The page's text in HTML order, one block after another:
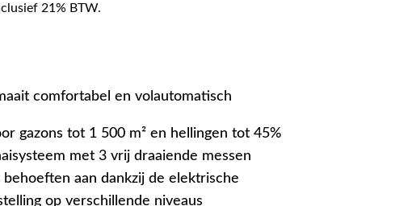
21% BTW.
comfortabel en volautomatisch
gazons tot 1 500 m² en hellingen tot 45%
met 3 vrij draaiende messen
behoeften aan dankzij de elektrische
op verschillende niveaus